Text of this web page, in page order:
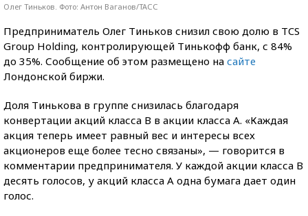
Олег Тиньков. Фото: Антон Ваганов/ТАСС
Предприниматель Олег Тиньков снизил свою долю в TCS
Group Holding, контролирующей Тинькофф банк, с 84%
до 35%. Сообщение об этом размещено на сайте
Лондонской биржи.
Доля Тинькова в группе снизилась благодаря
конвертации акций класса В в акции класса А. «Каждая
акция теперь имеет равный вес и интересы всех
акционеров еще более тесно связаны», — говорится в
комментарии предпринимателя. У каждой акции класса В
десять голосов, у акций класса А одна бумага дает один
голос.